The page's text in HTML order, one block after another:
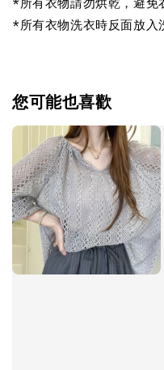
*所有衣物洗衣時反面放入
您可能也喜歡